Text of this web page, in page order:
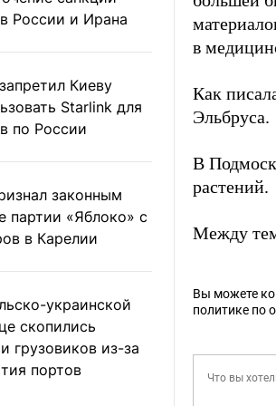
России и Ирана
Киеву
Starlink для
по России
законным
партии «Яблоко» с
в Карелии
украинской
скопились
грузовиков из-за
портов
в
Как
Эльбруса.
В
растений.
Между
Вы можете
политике по